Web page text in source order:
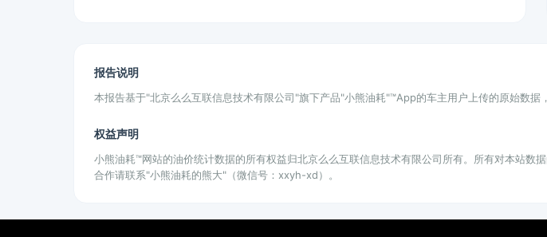
报告说明
本报告基于"北京么么互联信息技术有限公司"旗下产品"小熊油耗"™App的车主用户上传的原始数
权益声明
小熊油耗™网站的油价统计数据的所有权益归北京么么互联信息技术有限公司所有。所有对本站数
合作请联系"小熊油耗的熊大"（微信号：xxyh-xd）。